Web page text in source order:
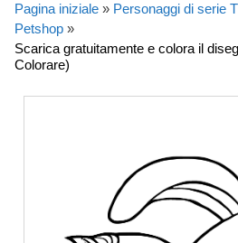
Pagina iniziale » Personaggi di serie
Petshop »
Scarica gratuitamente e colora il
Colorare)